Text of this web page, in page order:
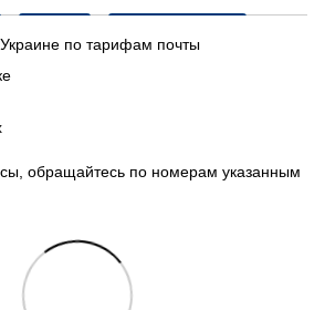
по тарифам почты
обращайтесь по номерам указанным